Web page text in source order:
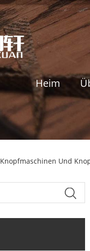
Heim
Knopfmaschinen Und